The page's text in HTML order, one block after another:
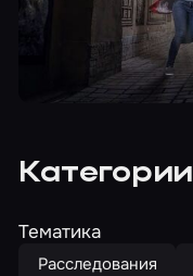
Категории
Тематика
Расследования